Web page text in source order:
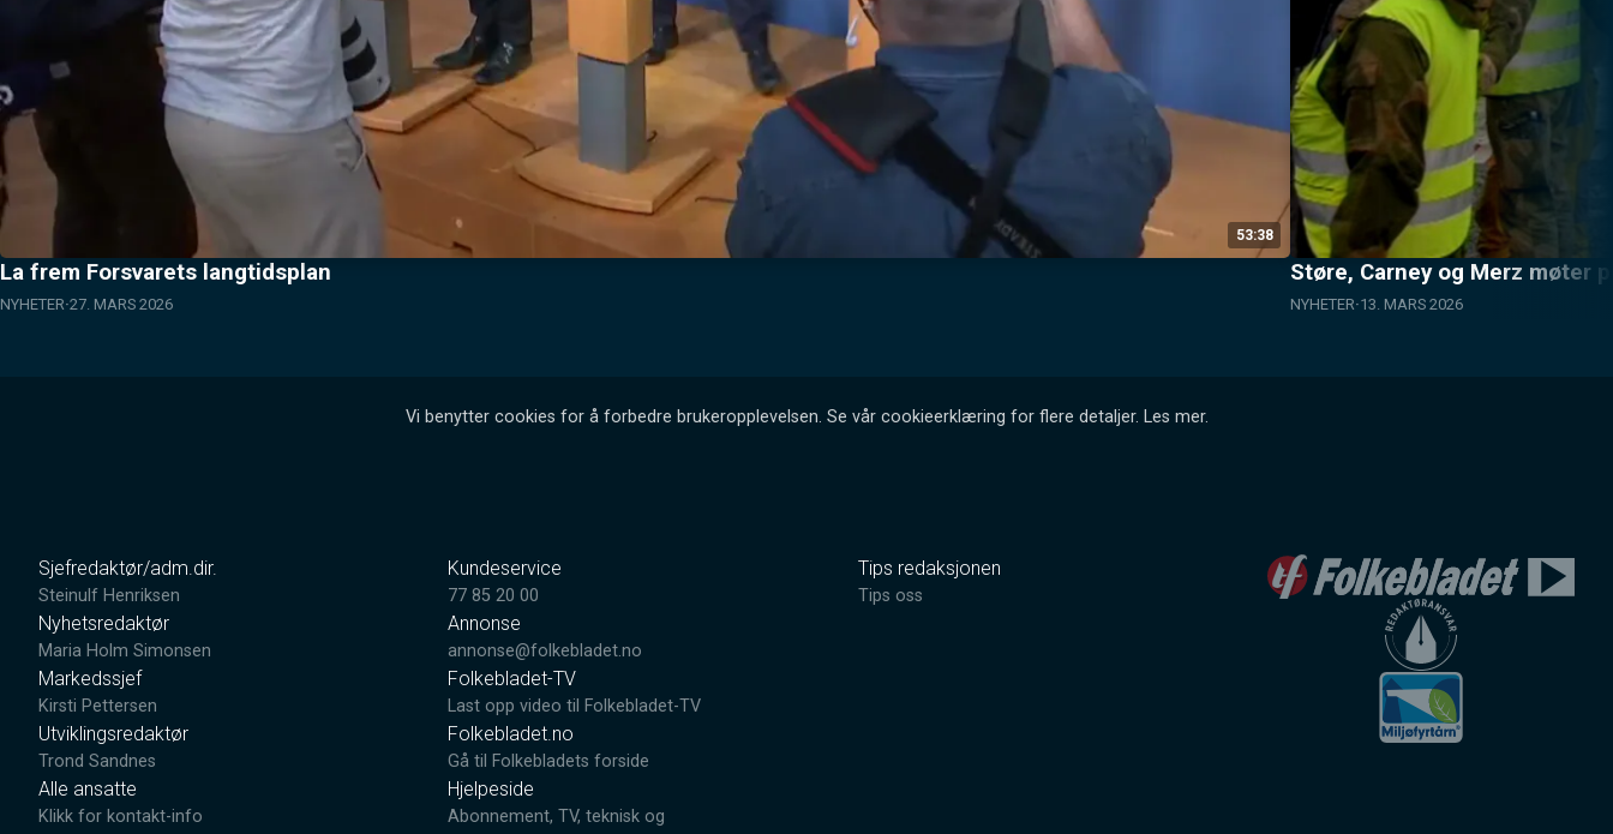
53:38
La frem Forsvarets langtidsplan
NYHETER 27. MARS 2026
Støre, Carney og Merz møter
NYHETER 13. MARS 2026
Vi benytter cookies for å forbedre brukeropplevelsen. Se vår cookieerklæring for flere detaljer. Les mer.
Sjefredaktør/adm.dir.
Steinulf Henriksen
Nyhetsredaktør
Maria Holm Simonsen
Markedssjef
Kirsti Pettersen
Utviklingsredaktør
Trond Sandnes
Alle ansatte
Klikk for kontakt-info
Kundeservice
77 85 20 00
Annonse
annonse@folkebladet.no
Folkebladet-TV
Last opp video til Folkebladet-TV
Folkebladet.no
Gå til Folkebladets forside
Hjelpeside
Abonnement, TV, teknisk og
Tips redaksjonen
Tips oss